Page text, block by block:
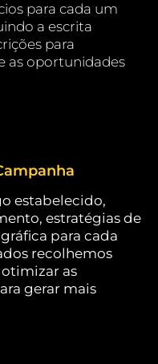
para cada um
a escrita
para
as oportunidades
estabelecido,
estratégias de
para cada
recolhemos
as
gerar mais